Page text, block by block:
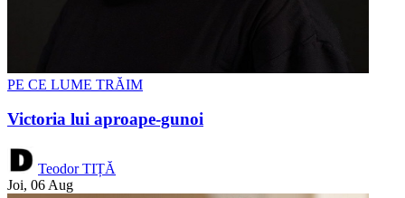
PE CE LUME TRĂIM
Victoria lui aproape-gunoi
Teodor TIȚĂ
Joi, 06 Aug